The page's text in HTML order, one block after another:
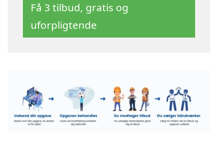
Få 3 tilbud, gratis og
uforpligtende